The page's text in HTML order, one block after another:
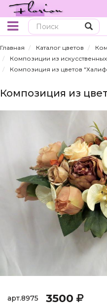
Главная Каталог цветов
Композиции из
Композиция из цветов
Композиция из
арт.8975 3500